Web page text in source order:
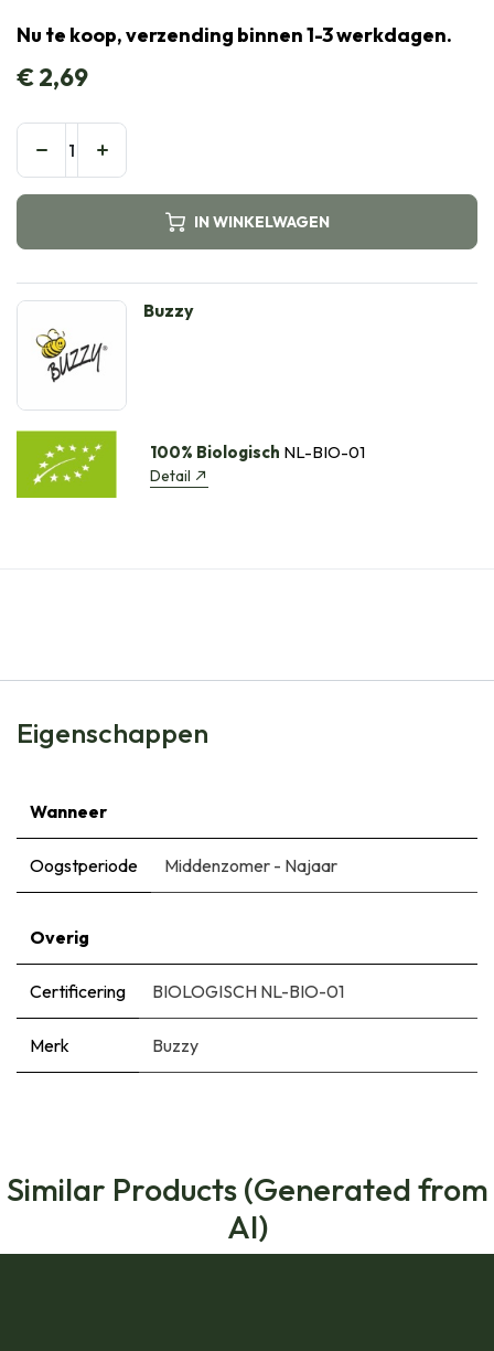
Nu te koop, verzending binnen 1-3 werkdagen.
€2,69
IN WINKELWAGEN
Buzzy
100% Biologisch NL-BIO-01
Detail
Eigenschappen
Wanneer
Oogstperiode Middenzomer - Najaar
Overig
Certificering BIOLOGISCH NL-BIO-01
Merk Buzzy
Similar Products (Generated from
AI)